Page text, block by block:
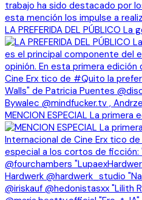
LA PREFERIDA DEL PÚBLICO
MENCION ESPECIAL La primera